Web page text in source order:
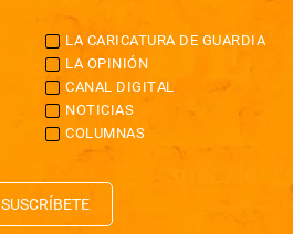
LA CARICATURA DE GUARDIA
LA OPINIÓN
CANAL DIGITAL
NOTICIAS
COLUMNAS
SUSCRÍBETE